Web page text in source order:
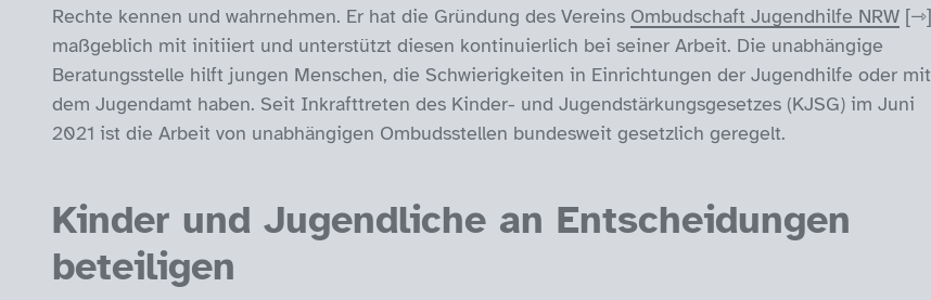
Rechte kennen und wahrnehmen. Er hat die Gründung des Vereins Ombudschaft Jugendhilfe NRW
maßgeblich mit initiiert und unterstützt diesen kontinuierlich bei seiner Arbeit. Die unabhängige
Beratungsstelle hilft jungen Menschen, die Schwierigkeiten in Einrichtungen der Jugendhilfe oder mit
dem Jugendamt haben. Seit Inkrafttreten des Kinder- und Jugendstärkungsgesetzes (KJSG) im Juni
2021 ist die Arbeit von unabhängigen Ombudsstellen bundesweit gesetzlich geregelt.
Kinder und Jugendliche an Entscheidungen
beteiligen